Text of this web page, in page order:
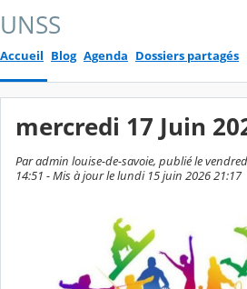
UNSS
Accueil Blog Agenda Dossiers partagés
mercredi 17 Juin
Par admin louise-de-savoie, publié le
14:51 - Mis à jour le lundi 15 juin 2026 21:17